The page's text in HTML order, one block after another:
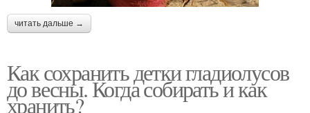
читать дальше →
Как сохранить детки гладиолусов
до весны. Когда собирать и как
хранить?